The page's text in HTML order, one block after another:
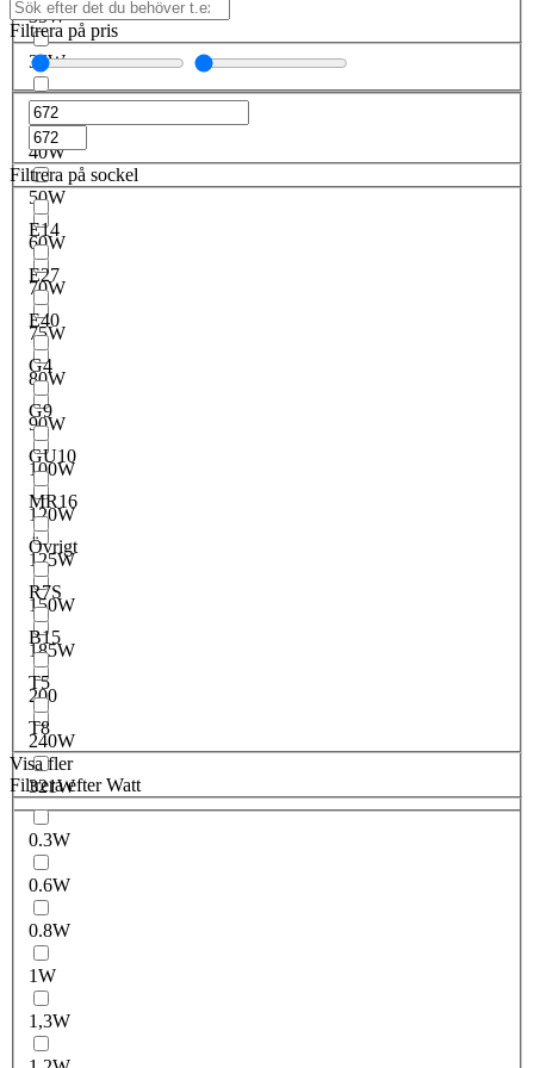
35W
36W
38W
40W
50W
60W
70W
75W
80W
90W
100W
120W
125W
150W
185W
200
240W
321W
Filtrera på pris
Filtrera på sockel
E14
E27
E40
G4
G9
GU10
MR16
Övrigt
R7S
B15
T5
T8
Visa fler
Filtrera efter Watt
0.3W
0.6W
0.8W
1W
1,3W